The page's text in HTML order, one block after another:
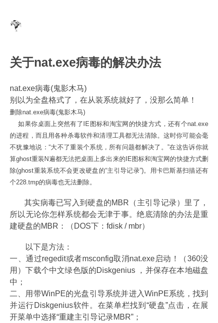
关于nat.exe病毒的解决办法
nat.exe病毒(鬼影木马)
别以为全盘格式了，在从装系统就好了，没那么简单！
删除nat.exe病毒(鬼影木马)
如果你桌面上突然有了IE图标和淘宝网的快捷方式，还有个nat.exe
的进程，而且用各种杀毒软件和清理工具都无法清除。这时你可能会毫
不犹豫地说：“大不了重装个系统，所有问题都解决了。”在这告诉你就
算ghost重装N遍都无法把桌面上多出来的IE图标和淘宝网的快捷方式删
除(ghost重装系统不会更改硬盘的“主引导记录”)。用卡巴斯基扫描还有
个228.tmp的病毒也无法删除。
其实病毒已写入到硬盘的MBR（主引导记录）里了，
所以无论你怎样系统都会无津于事。绝底清除的办法是重
建硬盘的MBR：（DOS下：fdisk / mbr）
以下是方法：
一、通过regedit或者msconfig取消nat.exe启动！（360没
用）下载个中文绿色版的Diskgenius ，并保存在本地磁盘
中；
二、用带WinPE的光盘引导系统并进入WinPE系统，找到
并运行Diskgenius软件。在菜单栏找到“硬盘”点击，在展
开菜单中选择“重建主引导记录MBR”；